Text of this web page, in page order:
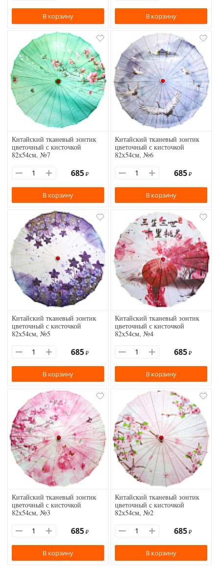
В корзину В корзину
Китайский тканевый зонтик
цветочный с кисточкой
82х54см, №7
685 ₽
В корзину
Китайский тканевый зонтик
цветочный с кисточкой
82х54см, №6
685 ₽
В корзину
Китайский тканевый зонтик
цветочный с кисточкой
82х54см, №5
685 ₽
В корзину
Китайский тканевый зонтик
цветочный с кисточкой
82х54см, №4
685 ₽
В корзину
Китайский тканевый зонтик
цветочный с кисточкой
82х54см, №3
685 ₽
В корзину
Китайский тканевый зонтик
цветочный с кисточкой
82х54см, №2
685 ₽
В корзину